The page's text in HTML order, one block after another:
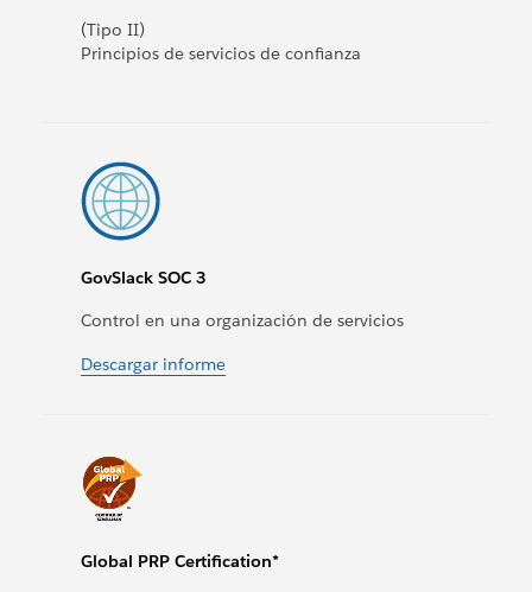
(Tipo II)
Principios de servicios de confianza
GovSlack SOC 3
Control en una organización de servicios
Descargar informe
Global PRP Certification*